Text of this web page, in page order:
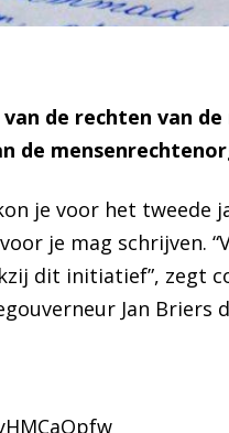
de rechten van
de
je voor het
je mag schrijven.
dit initiatief”, zegt
Jan Briers